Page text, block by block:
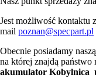
Jest możliwość kontaktu
mail poznan@specpart.pl
Obecnie posiadamy
na której znajdą państwo
akumulator Kobylnica